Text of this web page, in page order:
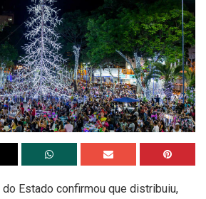
do Estado confirmou que distribuiu,